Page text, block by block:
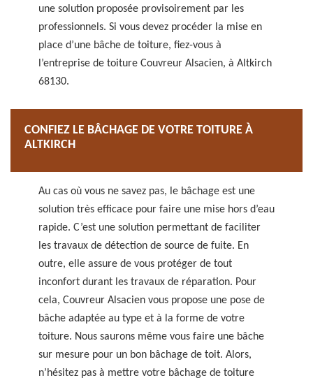
une solution proposée provisoirement par les
professionnels. Si vous devez procéder la mise en
place d’une bâche de toiture, fiez-vous à
l’entreprise de toiture Couvreur Alsacien, à Altkirch
68130.
CONFIEZ LE BÂCHAGE DE VOTRE TOITURE À
ALTKIRCH
Au cas où vous ne savez pas, le bâchage est une
solution très efficace pour faire une mise hors d’eau
rapide. C’est une solution permettant de faciliter
les travaux de détection de source de fuite. En
outre, elle assure de vous protéger de tout
inconfort durant les travaux de réparation. Pour
cela, Couvreur Alsacien vous propose une pose de
bâche adaptée au type et à la forme de votre
toiture. Nous saurons même vous faire une bâche
sur mesure pour un bon bâchage de toit. Alors,
n’hésitez pas à mettre votre bâchage de toiture